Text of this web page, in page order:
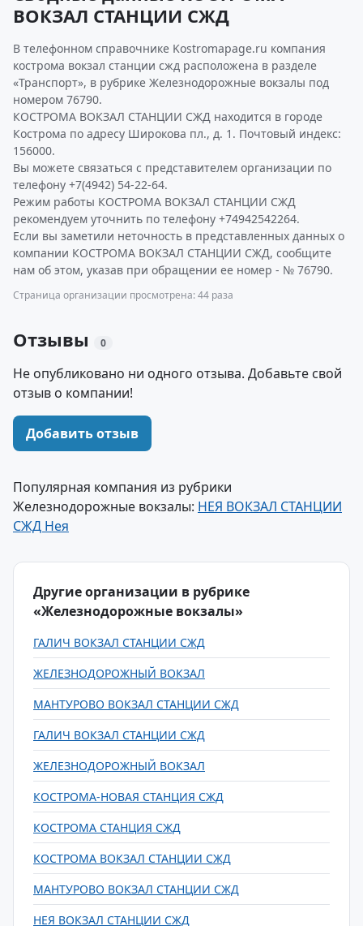
ВОКЗАЛ СТАНЦИИ СЖД
В телефонном справочнике Kostromapage.ru компания
кострома вокзал станции сжд расположена в разделе
«Транспорт», в рубрике Железнодорожные вокзалы под
номером 76790.
КОСТРОМА ВОКЗАЛ СТАНЦИИ СЖД находится в городе
Кострома по адресу Широкова пл., д. 1. Почтовый индекс:
156000.
Вы можете связаться с представителем организации по
телефону +7(4942) 54-22-64.
Режим работы КОСТРОМА ВОКЗАЛ СТАНЦИИ СЖД
рекомендуем уточнить по телефону +74942542264.
Если вы заметили неточность в представленных данных о
компании КОСТРОМА ВОКЗАЛ СТАНЦИИ СЖД, сообщите
нам об этом, указав при обращении ее номер - № 76790.
Страница организации просмотрена: 44 раза
Отзывы 0
Не опубликовано ни одного отзыва. Добавьте свой
отзыв о компании!
Добавить отзыв
Популярная компания из рубрики
Железнодорожные вокзалы: НЕЯ ВОКЗАЛ СТАНЦИИ
СЖД Нея
Другие организации в рубрике
«Железнодорожные вокзалы»
ГАЛИЧ ВОКЗАЛ СТАНЦИИ СЖД
ЖЕЛЕЗНОДОРОЖНЫЙ ВОКЗАЛ
МАНТУРОВО ВОКЗАЛ СТАНЦИИ СЖД
ГАЛИЧ ВОКЗАЛ СТАНЦИИ СЖД
ЖЕЛЕЗНОДОРОЖНЫЙ ВОКЗАЛ
КОСТРОМА-НОВАЯ СТАНЦИЯ СЖД
КОСТРОМА СТАНЦИЯ СЖД
КОСТРОМА ВОКЗАЛ СТАНЦИИ СЖД
МАНТУРОВО ВОКЗАЛ СТАНЦИИ СЖД
НЕЯ ВОКЗАЛ СТАНЦИИ СЖД